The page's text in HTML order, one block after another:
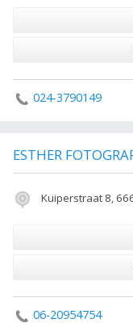
024-3790149
ESTHER
Kuiperstraat 8,
06-20954754